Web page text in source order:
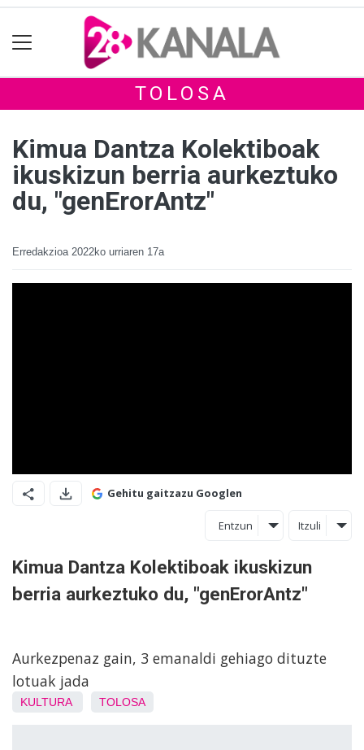
TOLOSA
Kimua Dantza Kolektiboak
ikuskizun berria aurkeztuko
du, "genErorAntz"
Erredakzioa 2022ko urriaren 17a
Gehitu gaitzazu Googlen
Entzun Itzuli
Kimua Dantza Kolektiboak ikuskizun
berria aurkeztuko du, "genErorAntz"
Aurkezpenaz gain, 3 emanaldi gehiago dituzte
lotuak jada
KULTURA TOLOSA